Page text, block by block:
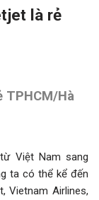
là rẻ
TPHCM/Hà
Việt Nam sang
ta có thể kể đến
Vietnam Airlines,